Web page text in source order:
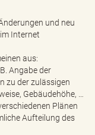
und neu
Internet
aus:
Angabe der
zu der zulässigen
Gebäudehöhe, …
Plänen
Aufteilung des